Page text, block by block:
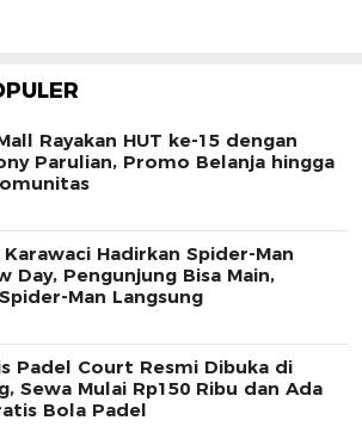
Rayakan HUT ke-15 dengan
Parulian, Promo Belanja hingga
Hadirkan Spider-Man
Day, Pengunjung Bisa Main,
Man Langsung
Padel Court Resmi Dibuka di
Sewa Mulai Rp150 Ribu dan Ada
Bola Padel